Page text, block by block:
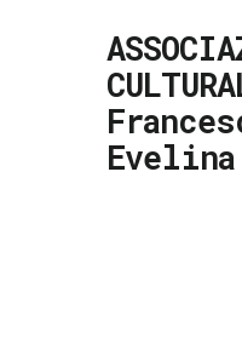
Evelina